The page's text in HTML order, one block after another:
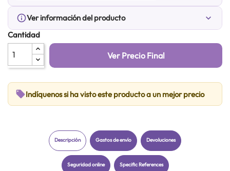
info_outlineVer información del producto expand_more
Cantidad
Ver Precio Final
local_offerIndíquenos si ha visto este producto a un mejor precio
Descripción Gastos de envío Devoluciones
Seguridad online Specific References